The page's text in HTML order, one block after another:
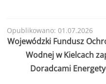
Opublikowano: 01.07.2026
Wojewódzki Fundusz
Wodnej w Kielcach
Doradcami